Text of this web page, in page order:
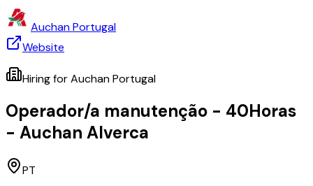
Auchan Portugal
Website
Hiring forAuchan Portugal
Operador/a manutenção - 40Horas
- Auchan Alverca
PT